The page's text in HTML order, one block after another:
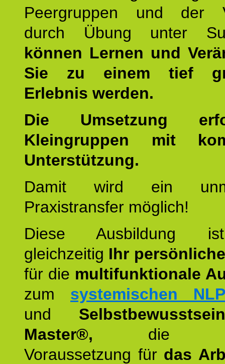
Peergruppen und der
durch Übung unter
können Lernen und
Sie zu einem tief
Erlebnis werden.
Die Umsetzung
Kleingruppen mit
Unterstützung.
Damit wird ein
Praxistransfer möglich!
Diese Ausbildung
gleichzeitig Ihr
für die multifunktionale
zum systemischen
und
Master®, die
Voraussetzung für das